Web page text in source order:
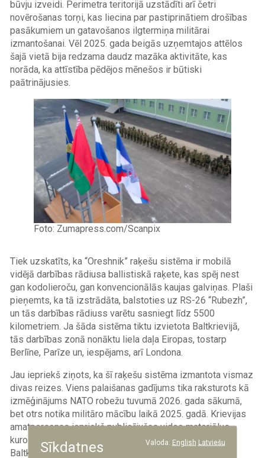
būvju izveidi. Perimetra teritorijā uzstādīti arī četri
novērošanas torņi, kas liecina par pastiprinātiem drošības
pasākumiem un gatavošanos ilgtermiņa militārai
izmantošanai. Vēl 2025. gada beigās uzņemtajos attēlos
šajā vietā bija redzama daudz mazāka aktivitāte, kas
norāda, ka attīstība pēdējos mēnešos ir būtiski
paātrinājusies.
Image
Foto: Zumapress.com/Scanpix
Tiek uzskatīts, ka “Oreshnik” raķešu sistēma ir mobilā
vidējā darbības rādiusa ballistiskā raķete, kas spēj nest
gan kodolieroču, gan konvencionālās kaujas galviņas. Plaši
pieņemts, ka tā izstrādāta, balstoties uz RS-26 “Rubezh”,
un tās darbības rādiuss varētu sasniegt līdz 5500
kilometriem. Ja šāda sistēma tiktu izvietota Baltkrievijā,
tās darbības zonā nonāktu liela daļa Eiropas, tostarp
Berlīne, Parīze un, iespējams, arī Londona.
Jau iepriekš ziņots, ka šī raķešu sistēma izmantota vismaz
divas reizes. Viens palaišanas gadījums tika raksturots kā
izmēģinājums NATO robežu tuvumā 2026. gada sākumā,
bet otrs notika militāro mācību laikā 2025. gadā. Krievijas
amatpersonas iepriekš publicējušas video materiālus,
kuros redzama “Oreshnik” sistēmu pārvietošana uz
Baltkrieviju, taču precīza atrašanās vieta tobrīd netika
Sīkdatnes Valoda: English Latviešu